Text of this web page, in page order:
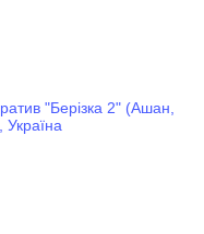
"Берізка 2" (Ашан,